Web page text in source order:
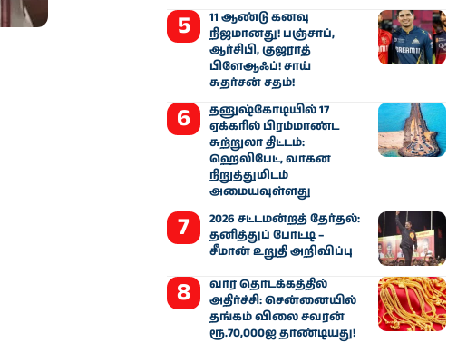
11 ஆண்டு கனவு
நிஜமானது! பஞ்சாப்,
ஆர்சிபி, குஜராத்
பிளேஆஃப்! சாய்
சுதர்சன் சதம்!
தனுஷ்கோடியில் 17
ஏக்கரில் பிரம்மாண்ட
சுற்றுலா திட்டம்:
ஹெலிபேட், வாகன
நிறுத்துமிடம்
அமையவுள்ளது
2026 சட்டமன்றத் தேர்தல்:
தனித்துப் போட்டி –
சீமான் உறுதி அறிவிப்பு
வார தொடக்கத்தில்
அதிர்ச்சி: சென்னையில்
தங்கம் விலை சவரன்
ரூ.70,000ஐ தாண்டியது!